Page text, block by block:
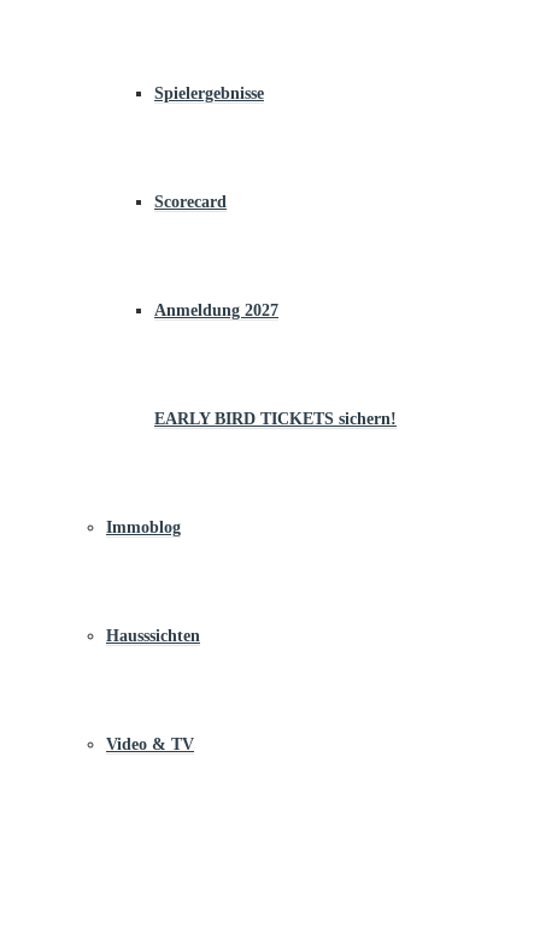
Spielergebnisse
Scorecard
Anmeldung 2027
EARLY BIRD TICKETS sichern!
Immoblog
Hausssichten
Video & TV